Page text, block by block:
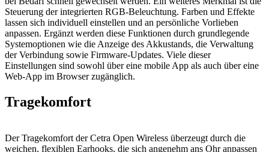
Steuerung der integrierten RGB-Beleuchtung. Farben und Effekte
lassen sich individuell einstellen und an persönliche Vorlieben
anpassen. Ergänzt werden diese Funktionen durch grundlegende
Systemoptionen wie die Anzeige des Akkustands, die Verwaltung
der Verbindung sowie Firmware-Updates. Viele dieser
Einstellungen sind sowohl über eine mobile App als auch über eine
Web-App im Browser zugänglich.
Tragekomfort
Der Tragekomfort der Cetra Open Wireless überzeugt durch die
weichen, flexiblen Earhooks, die sich angenehm ans Ohr anpassen